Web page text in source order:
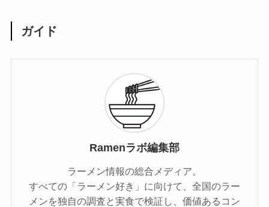
ガイド
Ramenラボ編集部
ラーメン情報の総合メディア。
すべての「ラーメン好き」に向けて、全国のラー
メンを独自の調査と実食で検証し、価値あるコン